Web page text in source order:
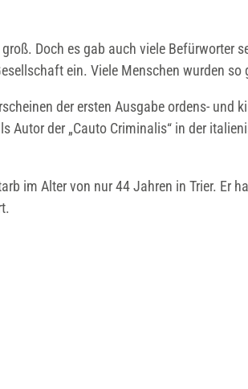
Doch es gab auch viele Befürworter
ein. Viele Menschen wurden so
der ersten Ausgabe ordens- und
Autor der „Cauto Criminalis“ in der
im Alter von nur 44 Jahren in Trier. Er